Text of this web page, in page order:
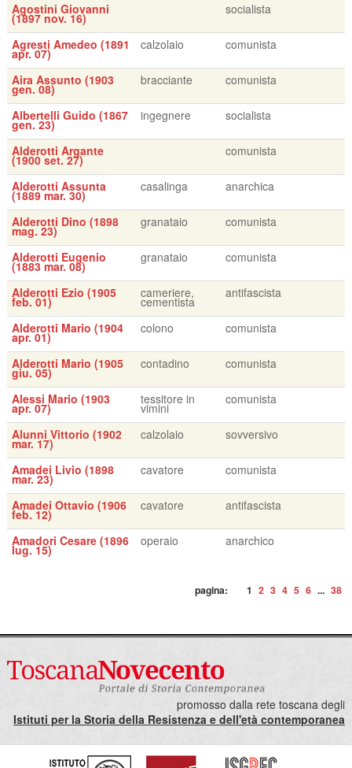
Agostini Giovanni
(1897 nov. 16)
socialista
Agresti Amedeo (1891
apr. 07)
calzolaio comunista
Aira Assunto (1903
gen. 08)
bracciante comunista
Albertelli Guido (1867
gen. 23)
ingegnere socialista
Alderotti Argante
(1900 set. 27)
comunista
Alderotti Assunta
(1889 mar. 30)
casalinga anarchica
Alderotti Dino (1898
mag. 23)
granataio comunista
Alderotti Eugenio
(1883 mar. 08)
granataio comunista
Alderotti Ezio (1905
feb. 01)
cameriere,
cementista
antifascista
Alderotti Mario (1904
apr. 01)
colono comunista
Alderotti Mario (1905
giu. 05)
contadino comunista
Alessi Mario (1903
apr. 07)
tessitore in
vimini
comunista
Alunni Vittorio (1902
mar. 17)
calzolaio sovversivo
Amadei Livio (1898
mar. 23)
cavatore comunista
Amadei Ottavio (1906
feb. 12)
cavatore antifascista
Amadori Cesare (1896
lug. 15)
operaio anarchico
pagina: 1 2 3 4 5 6 ... 38
promosso dalla rete toscana degli
Istituti per la Storia della Resistenza e dell'età contemporanea